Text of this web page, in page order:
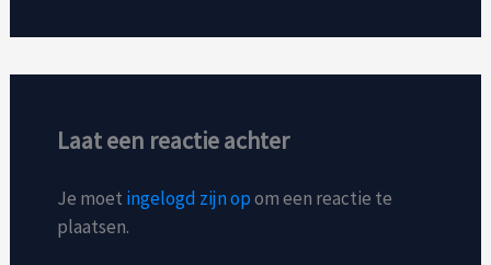
Laat een reactie achter
Je moet ingelogd zijn opom een reactie te
plaatsen.